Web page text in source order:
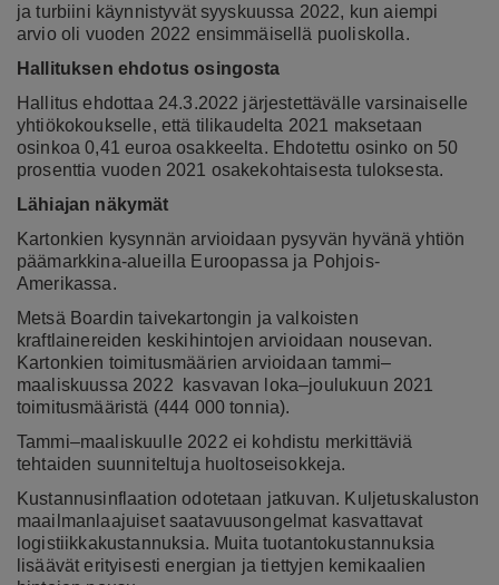
ja turbiini käynnistyvät syyskuussa 2022, kun aiempi
arvio oli vuoden 2022 ensimmäisellä puoliskolla.
Hallituksen ehdotus osingosta
Hallitus ehdottaa 24.3.2022 järjestettävälle varsinaiselle
yhtiökokoukselle, että tilikaudelta 2021 maksetaan
osinkoa 0,41 euroa osakkeelta. Ehdotettu osinko on 50
prosenttia vuoden 2021 osakekohtaisesta tuloksesta.
Lähiajan näkymät
Kartonkien kysynnän arvioidaan pysyvän hyvänä yhtiön
päämarkkina-alueilla Euroopassa ja Pohjois-
Amerikassa.
Metsä Boardin taivekartongin ja valkoisten
kraftlainereiden keskihintojen arvioidaan nousevan.
Kartonkien toimitusmäärien arvioidaan tammi–
maaliskuussa 2022 kasvavan loka–joulukuun 2021
toimitusmääristä (444 000 tonnia).
Tammi–maaliskuulle 2022 ei kohdistu merkittäviä
tehtaiden suunniteltuja huoltoseisokkeja.
Kustannusinflaation odotetaan jatkuvan. Kuljetuskaluston
maailmanlaajuiset saatavuusongelmat kasvattavat
logistiikkakustannuksia. Muita tuotantokustannuksia
lisäävät erityisesti energian ja tiettyjen kemikaalien